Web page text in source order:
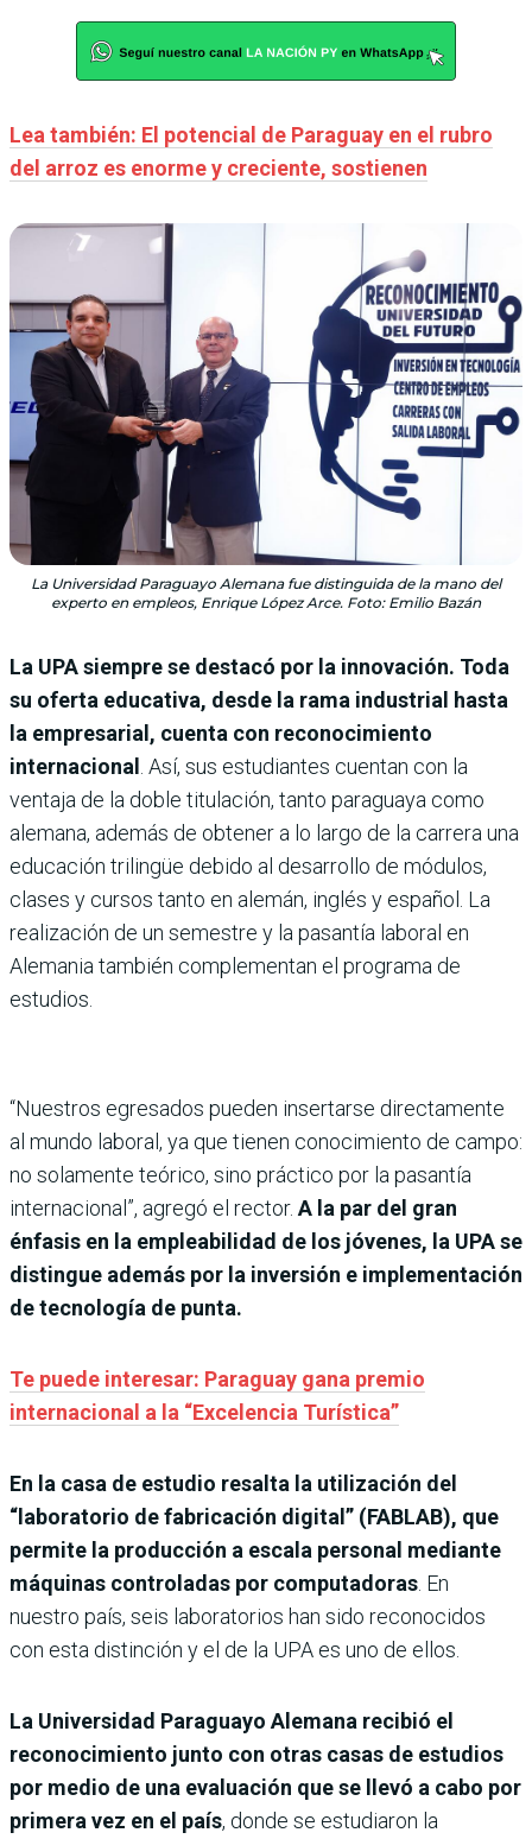
Lea también: El potencial de Paraguay en el rubro
del arroz es enorme y creciente, sostienen
La Universidad Paraguayo Alemana fue distinguida de la mano del
experto en empleos, Enrique López Arce. Foto: Emilio Bazán
La UPA siempre se destacó por la innovación. Toda
su oferta educativa, desde la rama industrial hasta
la empresarial, cuenta con reconocimiento
internacional
. Así, sus estudiantes cuentan con la
ventaja de la doble titulación, tanto paraguaya como
alemana, además de obtener a lo largo de la carrera una
educación trilingüe debido al desarrollo de módulos,
clases y cursos tanto en alemán, inglés y español. La
realización de un semestre y la pasantía laboral en
Alemania también complementan el programa de
estudios.
“Nuestros egresados pueden insertarse directamente
al mundo laboral, ya que tienen conocimiento de campo:
no solamente teórico, sino práctico por la pasantía
internacional”, agregó el rector. A la par del gran
énfasis en la empleabilidad de los jóvenes, la UPA se
distingue además por la inversión e implementación
de tecnología de punta.
Te puede interesar: Paraguay gana premio
internacional a la “Excelencia Turística”
En la casa de estudio resalta la utilización del
“laboratorio de fabricación digital” (FABLAB), que
permite la producción a escala personal mediante
máquinas controladas por computadoras . En
nuestro país, seis laboratorios han sido reconocidos
con esta distinción y el de la UPA es uno de ellos.
La Universidad Paraguayo Alemana recibió el
reconocimiento junto con otras casas de estudios
por medio de una evaluación que se llevó a cabo por
primera vez en el país, donde se estudiaron la